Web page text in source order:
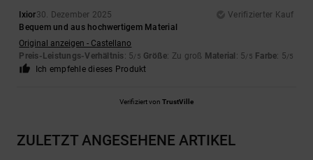
Ixior30. Dezember 2025
Verifizierter Kauf
Bequem und aus hochwertigem Material
Original anzeigen - Castellano
Preis-Leistungs-Verhältnis: 5/5 Größe: Zu groß Material : 5/5 Farbe: 5/5
Ich empfehle dieses Produkt
Verifiziert von TrustVille
ZULETZT ANGESEHENE ARTIKEL